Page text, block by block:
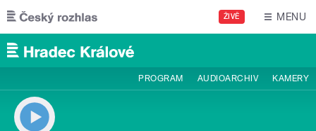
Přejít k hlavnímu obsahu
ŽIVĚ MENU
PROGRAM AUDIOARCHIV KAMERY